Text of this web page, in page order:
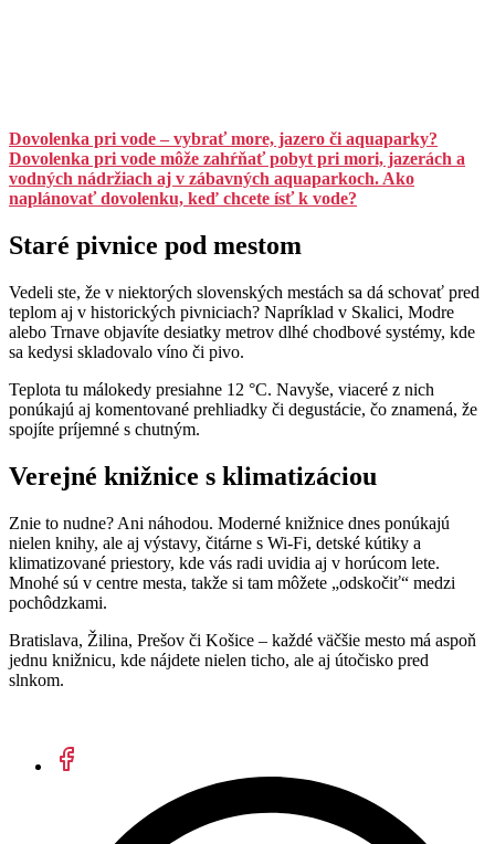
Dovolenka pri vode – vybrať more, jazero či aquaparky?
Dovolenka pri vode môže zahŕňať pobyt pri mori, jazerách a
vodných nádržiach aj v zábavných aquaparkoch. Ako
naplánovať dovolenku, keď chcete ísť k vode?
Staré pivnice pod mestom
Vedeli ste, že v niektorých slovenských mestách sa dá schovať pred
teplom aj v historických pivniciach? Napríklad v Skalici, Modre
alebo Trnave objavíte desiatky metrov dlhé chodbové systémy, kde
sa kedysi skladovalo víno či pivo.
Teplota tu málokedy presiahne 12 °C. Navyše, viaceré z nich
ponúkajú aj komentované prehliadky či degustácie, čo znamená, že
spojíte príjemné s chutným.
Verejné knižnice s klimatizáciou
Znie to nudne? Ani náhodou. Moderné knižnice dnes ponúkajú
nielen knihy, ale aj výstavy, čitárne s Wi-Fi, detské kútiky a
klimatizované priestory, kde vás radi uvidia aj v horúcom lete.
Mnohé sú v centre mesta, takže si tam môžete „odskočiť“ medzi
pochôdzkami.
Bratislava, Žilina, Prešov či Košice – každé väčšie mesto má aspoň
jednu knižnicu, kde nájdete nielen ticho, ale aj útočisko pred
slnkom.